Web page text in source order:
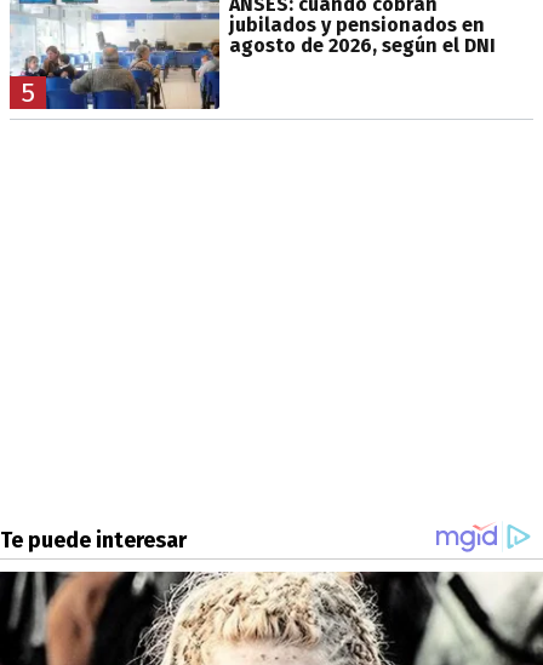
5
jubilados y pensionados en
agosto de 2026, según el DNI